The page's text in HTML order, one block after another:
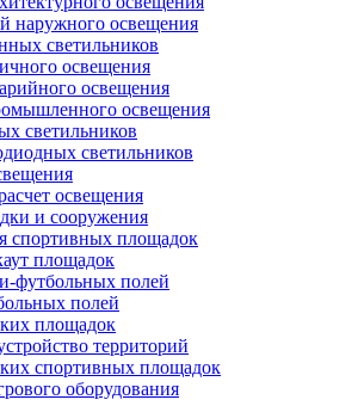
наружного освещения
светильников
освещения
освещения
освещения
светильников
светильников
освещения
и сооружения
спортивных площадок
площадок
футбольных полей
полей
площадок
территорий
спортивных площадок
оборудования